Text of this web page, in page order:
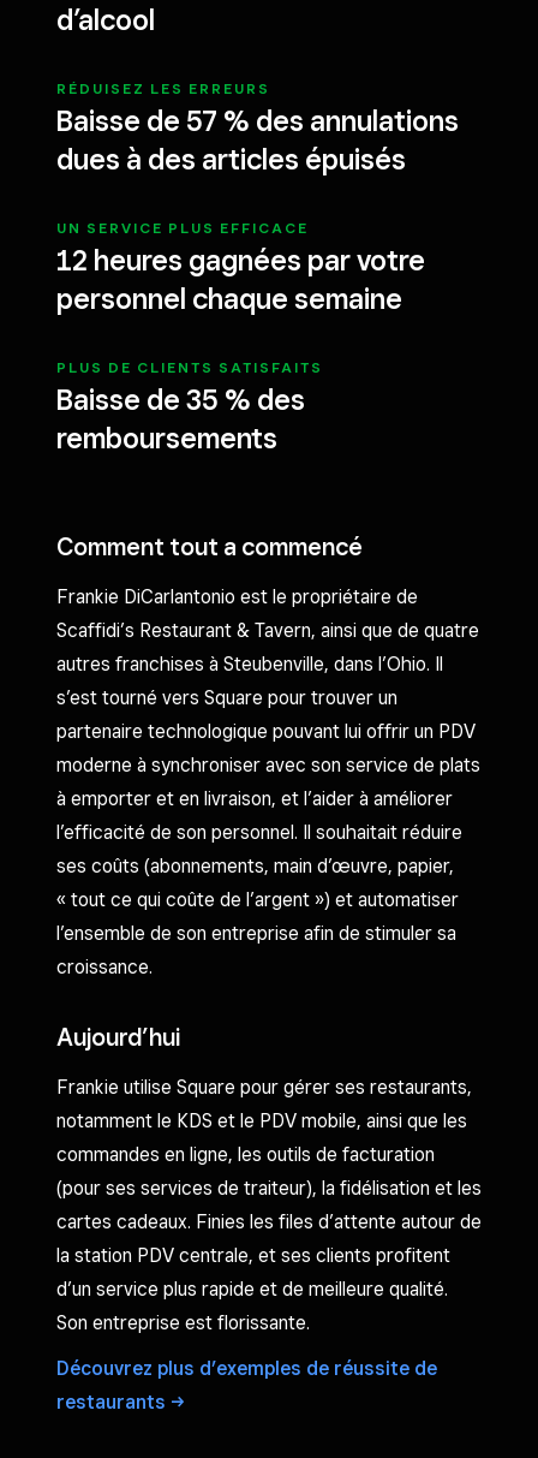
d’alcool
RÉDUISEZ LES ERREURS
Baisse de 57 % des annulations
dues à des articles épuisés
UN SERVICE PLUS EFFICACE
12 heures gagnées par votre
personnel chaque semaine
PLUS DE CLIENTS SATISFAITS
Baisse de 35 % des
remboursements
Comment tout a commencé
Frankie DiCarlantonio est le propriétaire de
Scaffidi’s Restaurant & Tavern, ainsi que de quatre
autres franchises à Steubenville, dans l’Ohio. Il
s’est tourné vers Square pour trouver un
partenaire technologique pouvant lui offrir un PDV
moderne à synchroniser avec son service de plats
à emporter et en livraison, et l’aider à améliorer
l’efficacité de son personnel. Il souhaitait réduire
ses coûts (abonnements, main d’œuvre, papier,
« tout ce qui coûte de l’argent ») et automatiser
l’ensemble de son entreprise afin de stimuler sa
croissance.
Aujourd’hui
Frankie utilise Square pour gérer ses restaurants,
notamment le KDS et le PDV mobile, ainsi que les
commandes en ligne, les outils de facturation
(pour ses services de traiteur), la fidélisation et les
cartes cadeaux. Finies les files d’attente autour de
la station PDV centrale, et ses clients profitent
d’un service plus rapide et de meilleure qualité.
Son entreprise est florissante.
Découvrez plus d’exemples de réussite de
restaurants